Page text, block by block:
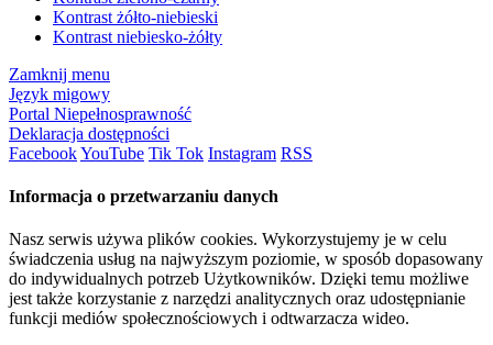
Kontrast żółto-niebieski
Kontrast niebiesko-żółty
Zamknij menu
Język migowy
Portal Niepełnosprawność
Deklaracja dostępności
FacebookYouTube Tik Tok Instagram RSS
Informacja o przetwarzaniu danych
Nasz serwis używa plików cookies. Wykorzystujemy je w celu
świadczenia usług na najwyższym poziomie, w sposób dopasowany
do indywidualnych potrzeb Użytkowników. Dzięki temu możliwe
jest także korzystanie z narzędzi analitycznych oraz udostępnianie
funkcji mediów społecznościowych i odtwarzacza wideo.